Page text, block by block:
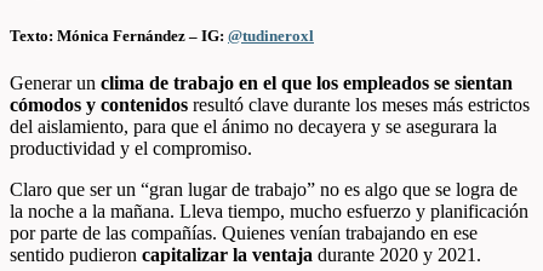
Texto: Mónica Fernández – IG: @tudineroxl
Generar un clima de trabajo en el que los empleados se sientan
cómodos y contenidos resultó clave durante los meses más estrictos
del aislamiento, para que el ánimo no decayera y se asegurara la
productividad y el compromiso.
Claro que ser un “gran lugar de trabajo” no es algo que se logra de
la noche a la mañana. Lleva tiempo, mucho esfuerzo y planificación
por parte de las compañías. Quienes venían trabajando en ese
sentido pudieron capitalizar la ventaja durante 2020 y 2021.